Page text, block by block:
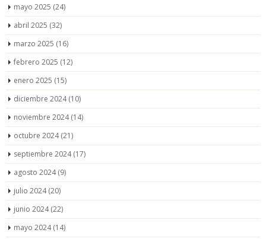
mayo 2025 (24)
abril 2025 (32)
marzo 2025 (16)
febrero 2025 (12)
enero 2025 (15)
diciembre 2024(10)
noviembre 2024(14)
octubre 2024(21)
septiembre 2024(17)
agosto 2024(9)
julio 2024(20)
junio 2024(22)
mayo 2024(14)